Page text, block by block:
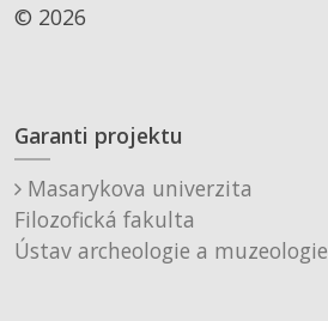
© 2026
Garanti projektu
Masarykova univerzita
Filozofická fakulta
Ústav archeologie a muzeologie